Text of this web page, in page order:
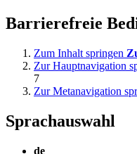
Barrierefreie
Zum Inhalt springen
Zur Hauptnavigation
7
Zur Metanavigation
Sprachauswahl
de